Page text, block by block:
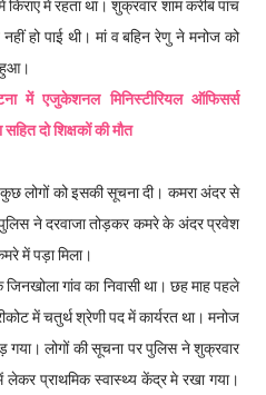
में रहता था। शुक्रवार शाम करीब पांच
हो पाई थी। मां व बहिन रेणु ने मनोज को
हुआ।
में एजुकेशनल मिनिस्टीरियल ऑफिसर्स
दो शिक्षकों की मौत
लोगों को इसकी सूचना दी। कमरा अंदर से
ने दरवाजा तोड़कर कमरे के अंदर प्रवेश
में पड़ा मिला।
गांव का निवासी था। छह माह पहले
में चतुर्थ श्रेणी पद में कार्यरत था। मनोज
गया। लोगों की सूचना पर पुलिस ने शुक्रवार
प्राथमिक स्वास्थ्य केंद्र मे रखा गया।